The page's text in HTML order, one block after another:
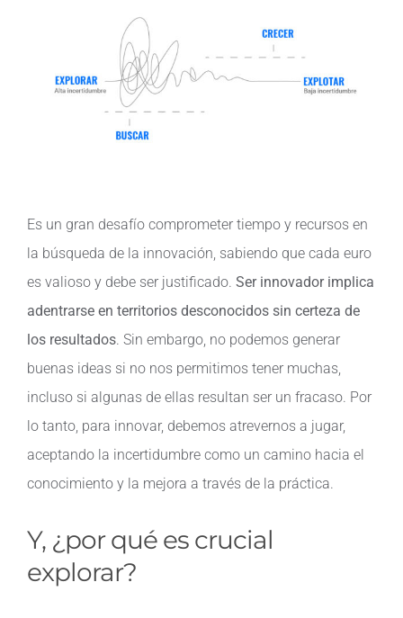
Es un gran desafío comprometer tiempo y recursos en
la búsqueda de la innovación, sabiendo que cada euro
es valioso y debe ser justificado. Ser innovador implica
adentrarse en territorios desconocidos sin certeza de
los resultados. Sin embargo, no podemos generar
buenas ideas si no nos permitimos tener muchas,
incluso si algunas de ellas resultan ser un fracaso. Por
lo tanto, para innovar, debemos atrevernos a jugar,
aceptando la incertidumbre como un camino hacia el
conocimiento y la mejora a través de la práctica.
Y, ¿por qué es crucial
explorar?